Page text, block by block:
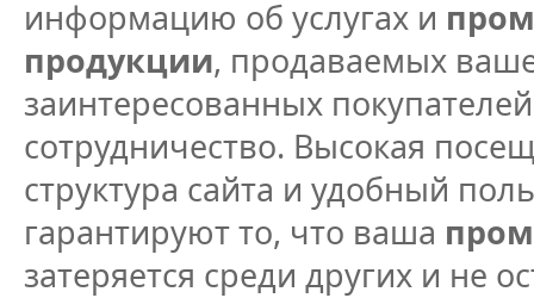
информацию об услугах и
продукции, продаваемых
заинтересованных
сотрудничество. Высокая
структура сайта и удобный
гарантируют то, что ваша
затеряется среди других и не